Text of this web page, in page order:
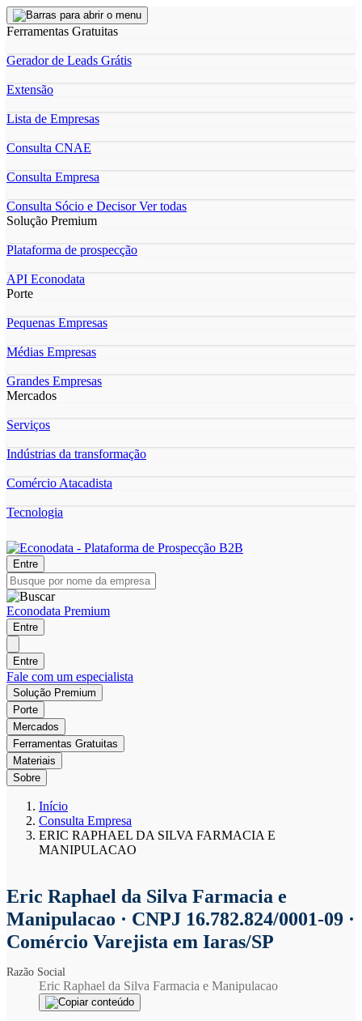
Ferramentas Gratuitas
Gerador de Leads Grátis
Extensão
Lista de Empresas
Consulta CNAE
Consulta Empresa
Consulta Sócio e DecisorVer todas
Solução Premium
Plataforma de prospecção
API Econodata
Porte
Pequenas Empresas
Médias Empresas
Grandes Empresas
Mercados
Serviços
Indústrias da transformação
Comércio Atacadista
Tecnologia
Entre
Econodata Premium
Entre
Entre
Fale com um especialista
Solução Premium
Porte
Mercados
Ferramentas Gratuitas
Materiais
Sobre
Início
Consulta Empresa
ERIC RAPHAEL DA SILVA FARMACIA E
MANIPULACAO
Eric Raphael da Silva Farmacia e
Manipulacao · CNPJ 16.782.824/0001-09 ·
Comércio Varejista em Iaras/SP
Razão Social
Eric Raphael da Silva Farmacia e Manipulacao